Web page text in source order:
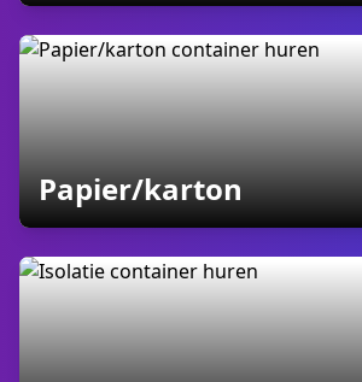
Papier/karton